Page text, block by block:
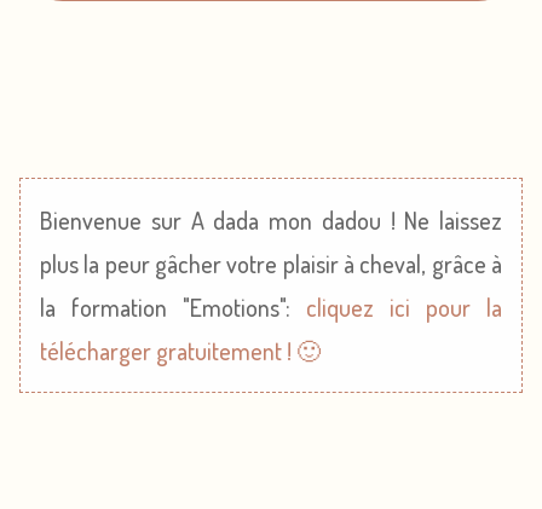
Bienvenue sur A dada mon dadou ! Ne laissez
plus la peur gâcher votre plaisir à cheval, grâce à
la formation "Emotions": cliquez ici pour la
télécharger gratuitement ! 🙂